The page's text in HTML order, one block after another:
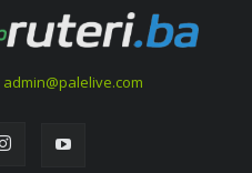
admin@palelive.com